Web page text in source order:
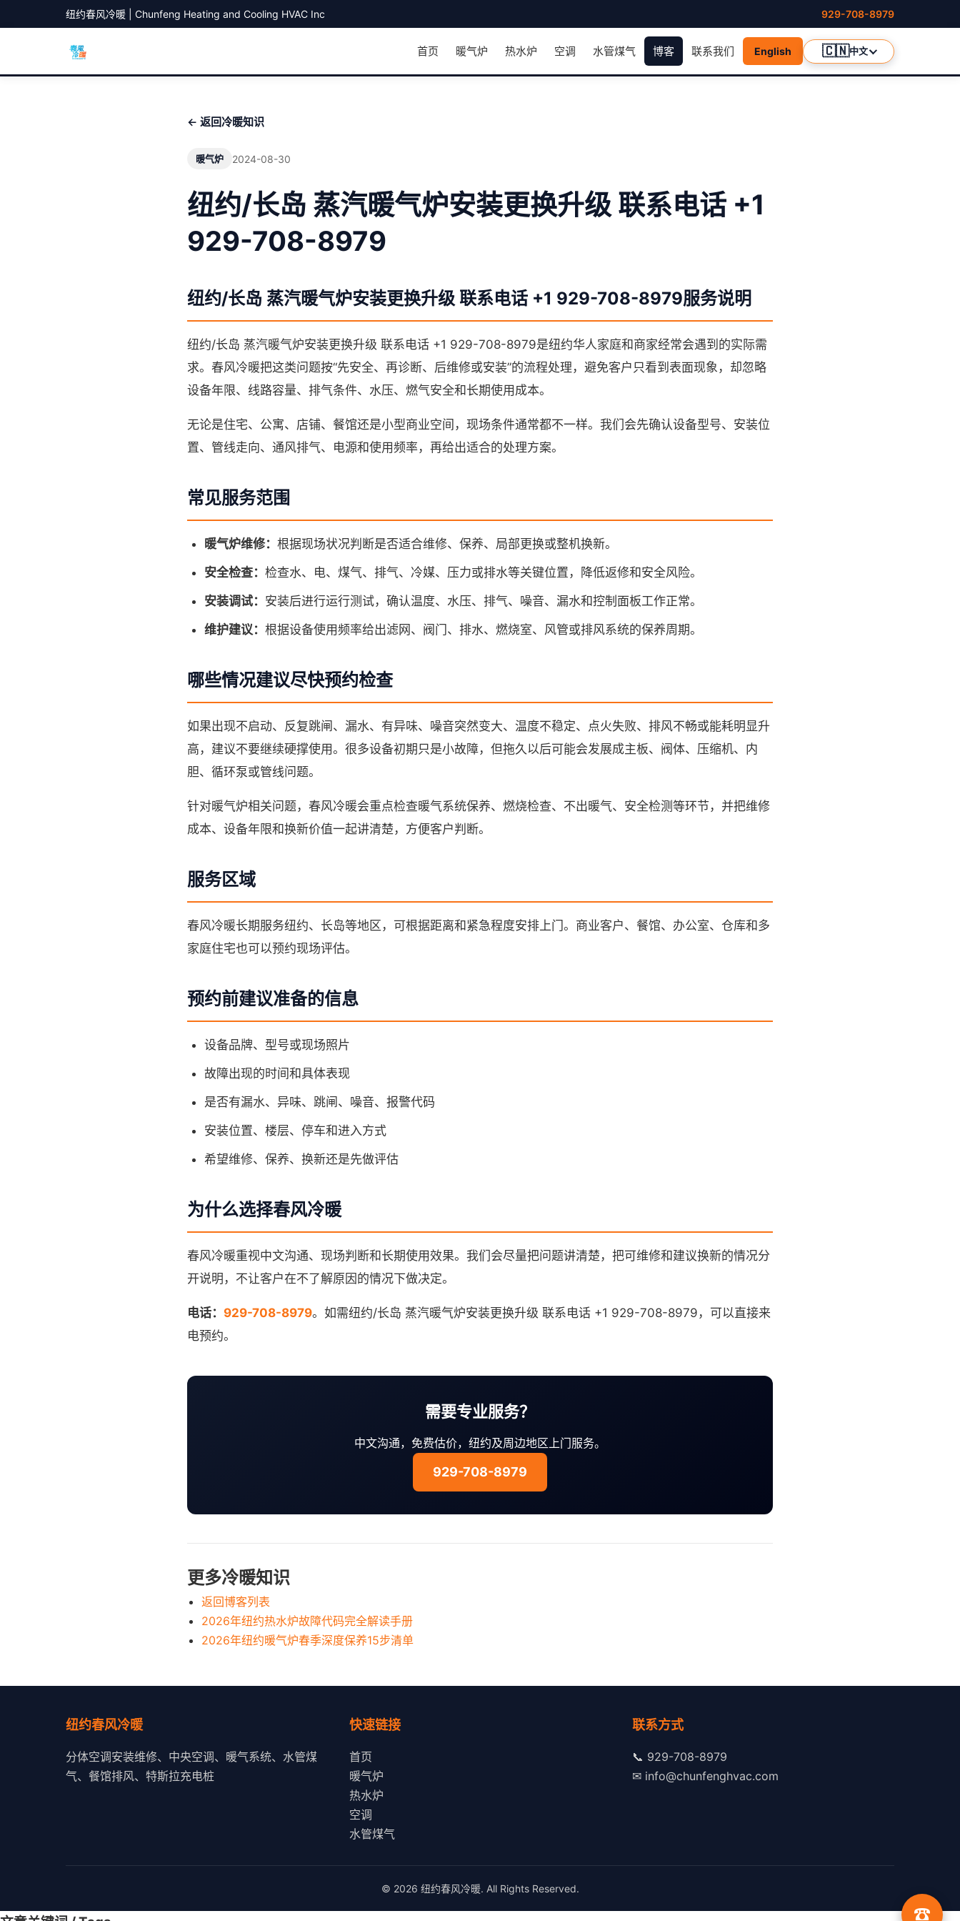
纽约春风冷暖 | Chunfeng Heating and Cooling HVAC Inc 929-708-8979
首页 暖气炉 热水炉 空调 水管煤气 博客 联系我们 English 🇨🇳中文
← 返回冷暖知识
暖气炉 2024-08-30
纽约/长岛 蒸汽暖气炉安装更换升级 联系电话 +1
929-708-8979
纽约/长岛 蒸汽暖气炉安装更换升级 联系电话 +1 929-708-8979服务说明
纽约/长岛 蒸汽暖气炉安装更换升级 联系电话 +1 929-708-8979是纽约华人家庭和商家经常会遇到的实际需
求。春风冷暖把这类问题按“先安全、再诊断、后维修或安装”的流程处理，避免客户只看到表面现象，却忽略
设备年限、线路容量、排气条件、水压、燃气安全和长期使用成本。
无论是住宅、公寓、店铺、餐馆还是小型商业空间，现场条件通常都不一样。我们会先确认设备型号、安装位
置、管线走向、通风排气、电源和使用频率，再给出适合的处理方案。
常见服务范围
暖气炉维修： 根据现场状况判断是否适合维修、保养、局部更换或整机换新。
安全检查： 检查水、电、煤气、排气、冷媒、压力或排水等关键位置，降低返修和安全风险。
安装调试： 安装后进行运行测试，确认温度、水压、排气、噪音、漏水和控制面板工作正常。
维护建议： 根据设备使用频率给出滤网、阀门、排水、燃烧室、风管或排风系统的保养周期。
哪些情况建议尽快预约检查
如果出现不启动、反复跳闸、漏水、有异味、噪音突然变大、温度不稳定、点火失败、排风不畅或能耗明显升
高，建议不要继续硬撑使用。很多设备初期只是小故障，但拖久以后可能会发展成主板、阀体、压缩机、内
胆、循环泵或管线问题。
针对暖气炉相关问题，春风冷暖会重点检查暖气系统保养、燃烧检查、不出暖气、安全检测等环节，并把维修
成本、设备年限和换新价值一起讲清楚，方便客户判断。
服务区域
春风冷暖长期服务纽约、长岛等地区，可根据距离和紧急程度安排上门。商业客户、餐馆、办公室、仓库和多
家庭住宅也可以预约现场评估。
预约前建议准备的信息
设备品牌、型号或现场照片
故障出现的时间和具体表现
是否有漏水、异味、跳闸、噪音、报警代码
安装位置、楼层、停车和进入方式
希望维修、保养、换新还是先做评估
为什么选择春风冷暖
春风冷暖重视中文沟通、现场判断和长期使用效果。我们会尽量把问题讲清楚，把可维修和建议换新的情况分
开说明，不让客户在不了解原因的情况下做决定。
电话： 929-708-8979。如需纽约/长岛 蒸汽暖气炉安装更换升级 联系电话 +1 929-708-8979，可以直接来
电预约。
需要专业服务？
中文沟通，免费估价，纽约及周边地区上门服务。
929-708-8979
更多冷暖知识
返回博客列表
2026年纽约热水炉故障代码完全解读手册
2026年纽约暖气炉春季深度保养15步清单
纽约春风冷暖
分体空调安装维修、中央空调、暖气系统、水管煤
气、餐馆排风、特斯拉充电桩
快速链接
首页
暖气炉
热水炉
空调
水管煤气
联系方式
📞 929-708-8979
✉ info@chunfenghvac.com
© 2026 纽约春风冷暖. All Rights Reserved.
☎